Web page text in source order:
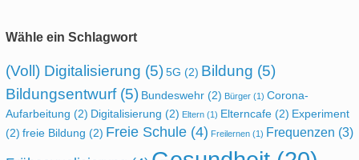
Wähle ein Schlagwort
(Voll) Digitalisierung (5)5G (2) Bildung (5)
Bildungsentwurf(5) Bundeswehr (2) Bürger (1) Corona-
Aufarbeitung (2) Digitalisierung (2) Eltern (1) Elterncafe (2) Experiment
(2) freie Bildung (2) Freie Schule (4) Freilernen (1) Frequenzen (3)